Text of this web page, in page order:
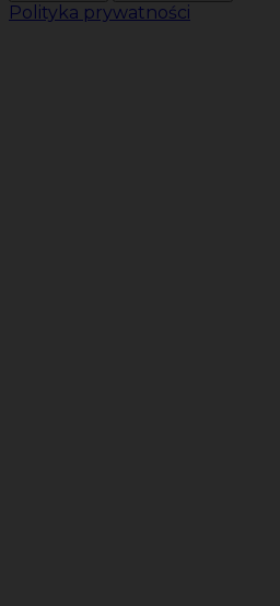
Polityka prywatności